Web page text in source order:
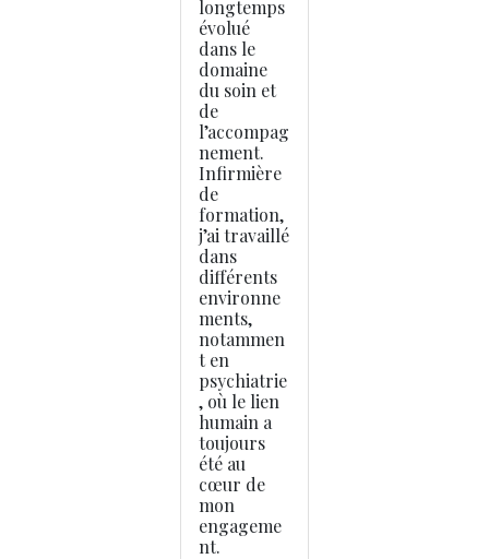
longtemps
évolué
dans le
domaine
du soin et
de
l’accompag
nement.
Infirmière
de
formation,
j’ai travaillé
dans
différents
environne
ments,
notammen
t en
psychiatrie
, où le lien
humain a
toujours
été au
cœur de
mon
engageme
nt.